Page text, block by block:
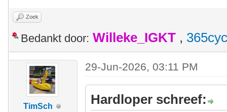
Zoek
Bedankt door: Willeke_IGKT ,
TimSch
29-Jun-2026, 03:11 PM
Hardloper schreef: